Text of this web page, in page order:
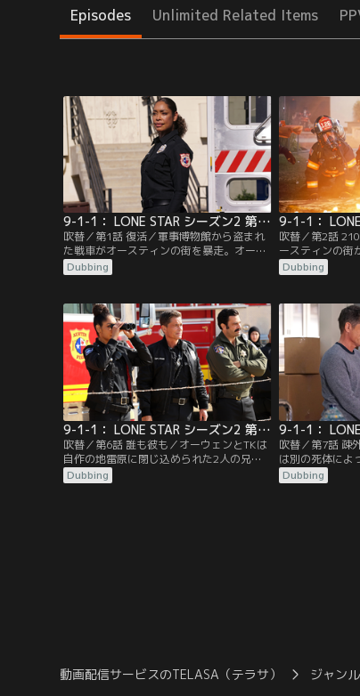
Episodes Unlimited Related Items
9-1-1： LONE STAR シーズン2 第01話／吹替
吹替／第1話 復活／軍事博物館から盗まれ
た戦車がオースティンの街を暴走。オーウ
ェンは犯人の気持ちに寄り添いながら、説
得を始める。そんな中、ミシェルの後任と
ームに加わることに。一方、オーウェンは
元妻でTKの母親であるグウィンと再会
し…。
Dubbing
吹替／第2話
ースティンの街
る亀裂はプール
ミニゴルフ中の
大すると予測。
くない状況の中
救命活動に奔走
Dubbing
9-1-1： LONE STAR シーズン2 第06話／吹替
吹替／第6話 誰も彼も／オーウェンとTKは
自作の地雷原に閉じ込められた2人の兄弟
を救うために命がけの救助へ。グレースは
兄弟がひん死の状態だという結合双生児か
Dubbing
吹替／第7話 疎
は別の死体によ
葬儀場、さらに
する。グウィン
Dubbing
動画配信サービスのTELASA（テラサ） ジャンル